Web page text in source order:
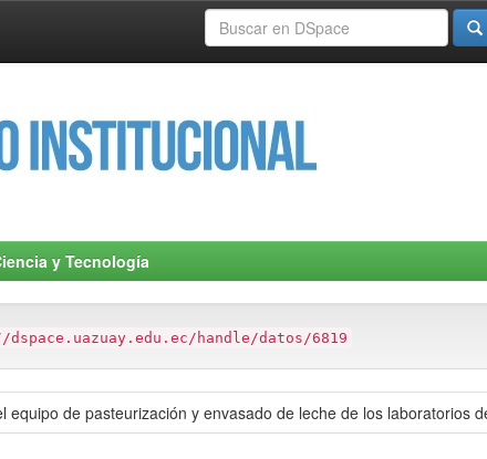
y Tecnología
handle/datos/6819
equipo de pasteurización y envasado de leche de los laboratorios